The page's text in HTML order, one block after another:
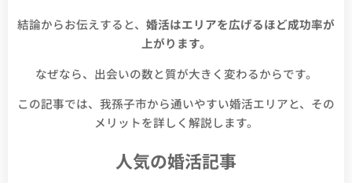
結論からお伝えすると、 婚活はエリアを広げるほど成功率が
上がります。
なぜなら、出会いの数と質が大きく変わるからです。
この記事では、我孫子市から通いやすい婚活エリアと、その
メリットを詳しく解説します。
人気の婚活記事